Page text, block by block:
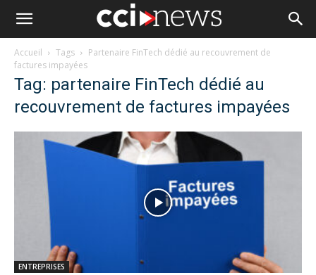
Accueil Tags
Partenaire FinTech dédié au recouvrement de
factures impayées
Tag: partenaire FinTech dédié au
recouvrement de factures impayées
ENTREPRISES